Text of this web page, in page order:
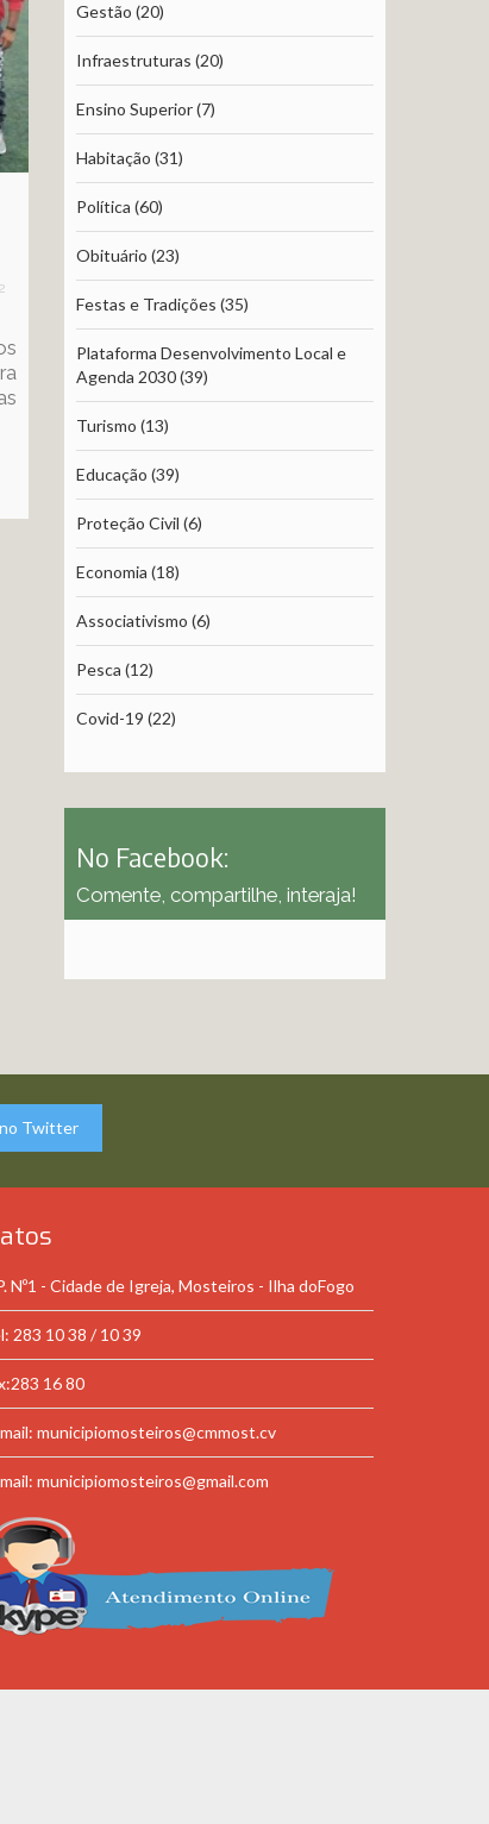
Gestão (20)
Infraestruturas (20)
Ensino Superior(7)
Habitação (31)
Política (60)
Obituário (23)
Festas e Tradições (35)
Plataforma Desenvolvimento Local e
Agenda 2030(39)
Turismo (13)
Educação (39)
Proteção Civil (6)
Economia (18)
Associativismo (6)
Pesca (12)
Covid-19 (22)
No Facebook:
Comente, compartilhe, interaja!
Twitter
Nº1 - Cidade de Igreja, Mosteiros - Ilha doFogo
283 10 38 / 10 39
16 80
municipiomosteiros@cmmost.cv
municipiomosteiros@gmail.com